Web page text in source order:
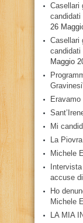
Casellari
candidati
26
Casellari
candidati
Maggio
Eravamo
Mi
La
Michele
accuse
Ho
Michele
LA MIA